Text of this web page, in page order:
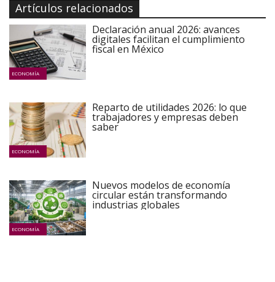
Artículos relacionados
ECONOMÍA
Declaración anual 2026: avances
digitales facilitan el cumplimiento
fiscal en México
ECONOMÍA
Reparto de utilidades 2026: lo que
trabajadores y empresas deben
saber
ECONOMÍA
Nuevos modelos de economía
circular están transformando
industrias globales